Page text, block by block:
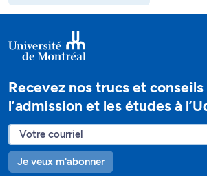
Recevez nos trucs et conseils
l’admission et les études à
Je veux m'abonner